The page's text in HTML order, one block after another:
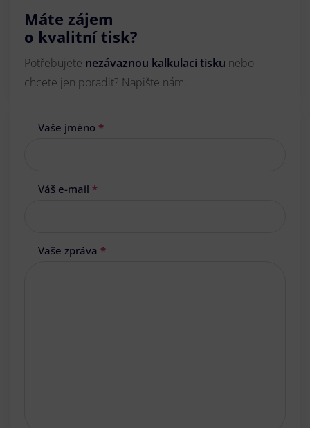
Máte zájem
o kvalitní tisk?
Potřebujete nezávaznou kalkulaci tisku nebo
chcete jen poradit? Napište nám.
Vaše jméno *
Váš e-mail *
Vaše zpráva *